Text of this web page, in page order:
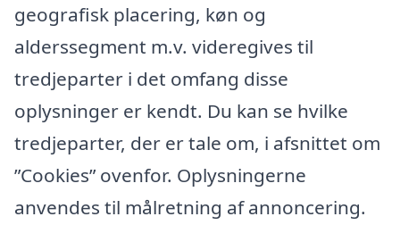
geografisk placering, køn og
alderssegment m.v. videregives til
tredjeparter i det omfang disse
oplysninger er kendt. Du kan se hvilke
tredjeparter, der er tale om, i afsnittet om
”Cookies” ovenfor. Oplysningerne
anvendes til målretning af annoncering.